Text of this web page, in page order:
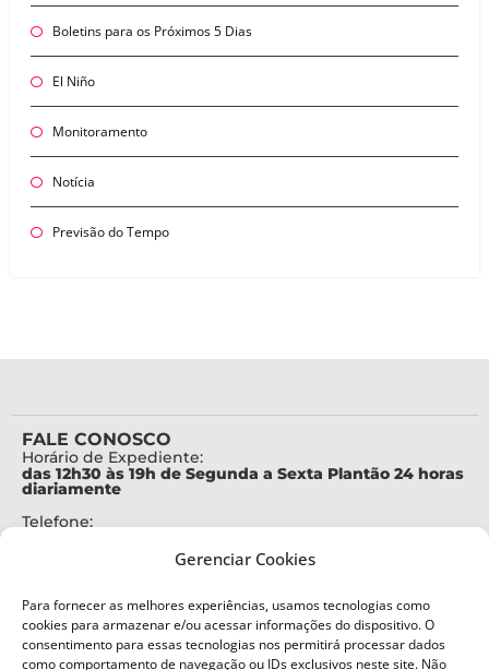
Gerenciar Cookies
Para fornecer as melhores experiências, usamos tecnologias como
cookies para armazenar e/ou acessar informações do dispositivo. O
consentimento para essas tecnologias nos permitirá processar dados
como comportamento de navegação ou IDs exclusivos neste site. Não
Boletins para os Próximos 5 Dias
El Niño
Monitoramento
Notícia
Previsão do Tempo
FALE CONOSCO
Horário de Expediente:
das 12h30 às 19h de Segunda a Sexta Plantão 24 horas
diariamente
Telefone:
Alertas Defesa Civil:
SMS 40199